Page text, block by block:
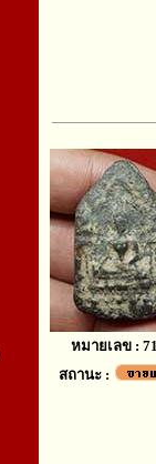
หมายเลข :
สถานะ :